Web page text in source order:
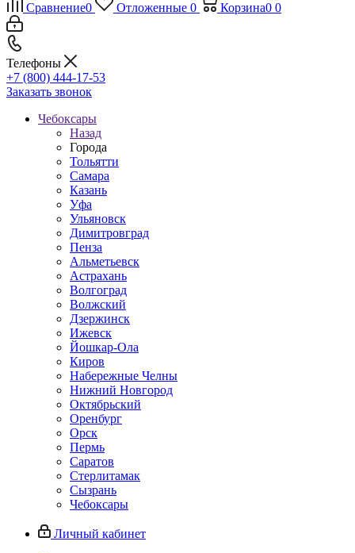
Сравнение0 Отложенные 0 Корзина0 0
Телефоны
+7 (800) 444-17-53
Заказать звонок
Чебоксары
Назад
Города
Тольятти
Самара
Казань
Уфа
Ульяновск
Димитровград
Пенза
Альметьевск
Астрахань
Волгоград
Волжский
Дзержинск
Ижевск
Йошкар-Ола
Киров
Набережные Челны
Нижний Новгород
Октябрьский
Оренбург
Орск
Пермь
Саратов
Стерлитамак
Сызрань
Чебоксары
Личный кабинет